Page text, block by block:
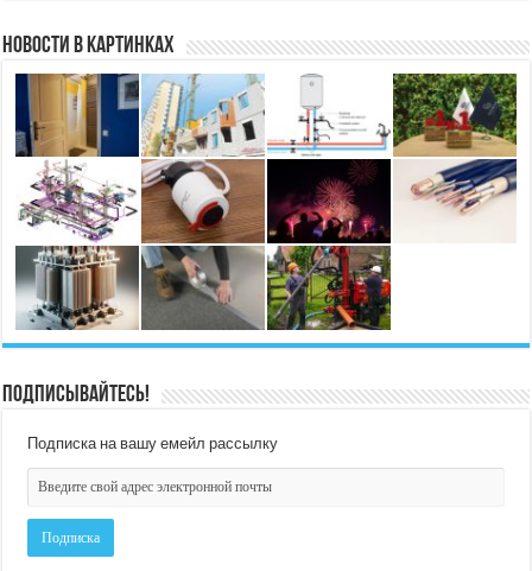
Новости в картинках
Подписывайтесь!
Подписка на вашу емейл рассылку